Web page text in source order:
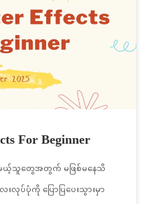
For Beginner
ြုမယ့်သူတွေအတွက် မဖြစ်မနေသိ
လုပ်ပုံကို ပြောပြပေးသွားမှာ